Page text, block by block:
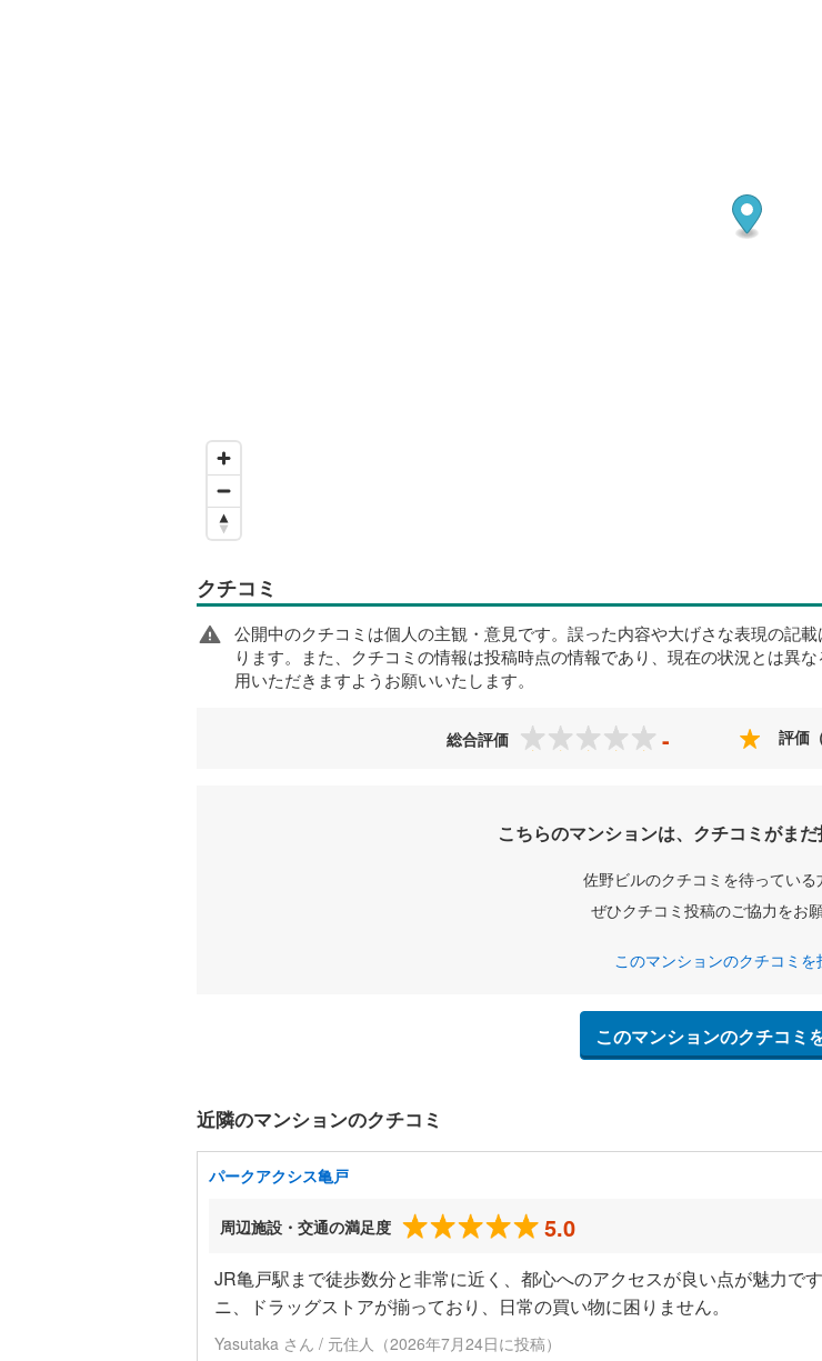
クチコミ
公開中のクチコミは個人の主観・意見です。誤った内容や大げさな表現の記
ります。また、クチコミの情報は投稿時点の情報であり、現在の状況とは異
用いただきますようお願いいたします。
総合評価 - 評価
こちらのマンションは、クチコミがまだ
佐野ビルのクチコミを待っている
ぜひクチコミ投稿のご協力をお願
このマンションのクチコミを
このマンションのクチコミ
近隣のマンションのクチコミ
パークアクシス亀戸
周辺施設・交通の満足度 5.0
JR亀戸駅まで徒歩数分と非常に近く、都心へのアクセスが良い点が魅力で
ニ、ドラッグストアが揃っており、日常の買い物に困りません。
Yasutaka さん / 元住人（2026年7月24日に投稿）